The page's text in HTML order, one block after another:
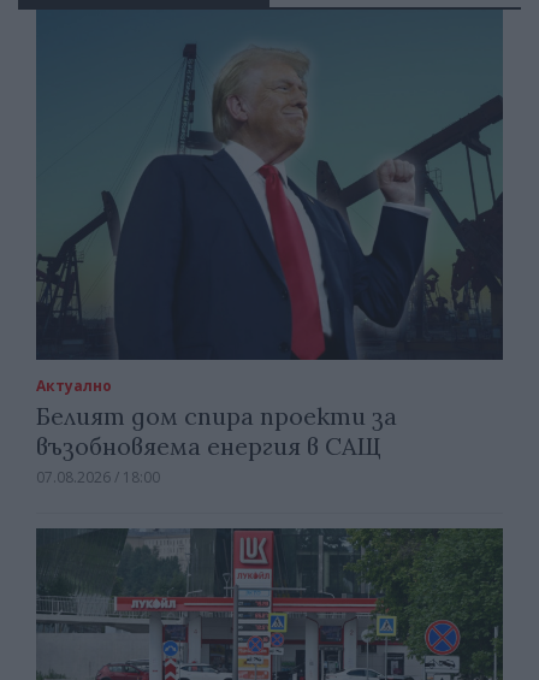
Актуално
Белият дом спира проекти за
възобновяема енергия в САЩ
07.08.2026 / 18:00